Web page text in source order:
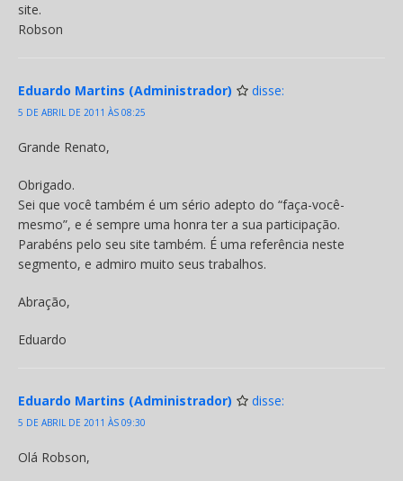
site.
Robson
Eduardo Martins (Administrador) disse:
5 DE ABRIL DE 2011 ÀS 08:25
Grande Renato,
Obrigado.
Sei que você também é um sério adepto do “faça-você-
mesmo”, e é sempre uma honra ter a sua participação.
Parabéns pelo seu site também. É uma referência neste
segmento, e admiro muito seus trabalhos.
Abração,
Eduardo
Eduardo Martins (Administrador) disse:
5 DE ABRIL DE 2011 ÀS 09:30
Olá Robson,